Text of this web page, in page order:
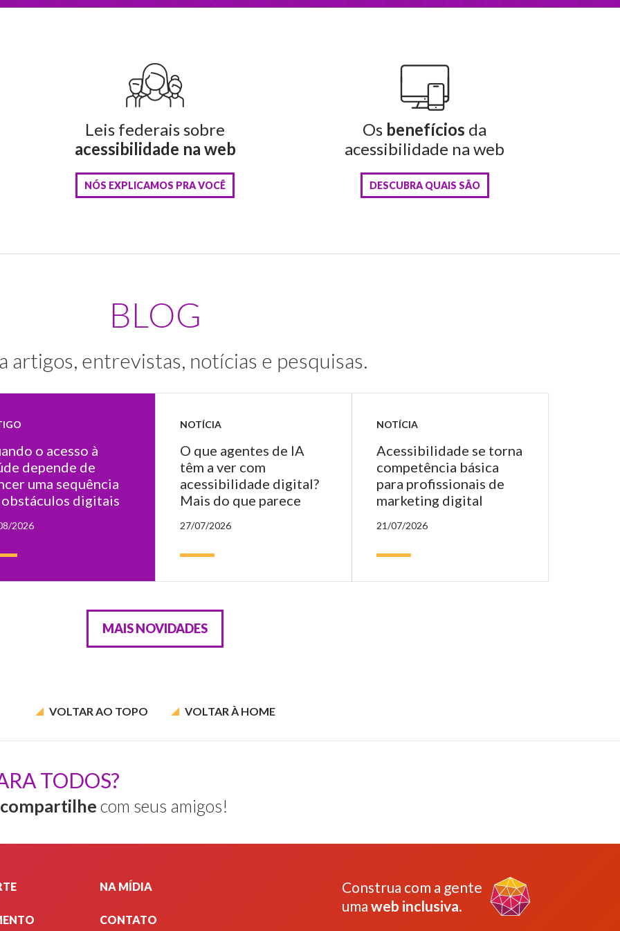
Leis federais sobre
acessibilidade na web
NÓS EXPLICAMOS PRA VOCÊ
Os benefícios da
acessibilidade na web
DESCUBRA QUAIS SÃO
BLOG
artigos, entrevistas, notícias e pesquisas.
o acesso à
depende de
uma sequência
digitais
2026
NOTÍCIA
O que agentes de IA
têm a ver com
acessibilidade digital?
Mais do que parece
27/07/2026
NOTÍCIA
Acessibilidade se torna
competência básica
para profissionais de
marketing digital
21/07/2026
MAIS NOVIDADES
VOLTAR AO TOPO VOLTAR À HOME
TODOS?
compartilhe com seus amigos!
NA MÍDIA
CONTATO
Construa com a gente
uma web inclusiva.